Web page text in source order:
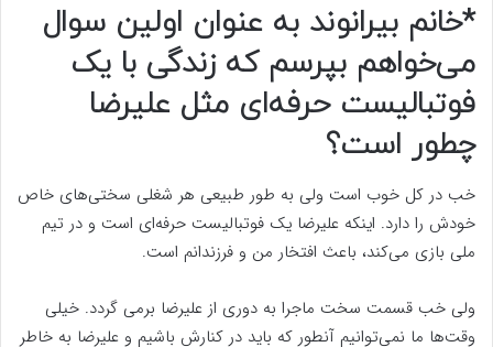
*خانم بیرانوند به عنوان اولین سوال
می‌خواهم بپرسم که زندگی با یک
فوتبالیست حرفه‌ای مثل علیرضا
چطور است؟
خب در کل خوب است ولی به طور طبیعی هر شغلی سختی‌های خاص
خودش را دارد. اینکه علیرضا یک فوتبالیست حرفه‌ای است و در تیم
ملی بازی می‌کند، باعث افتخار من و فرزندانم است.
ولی خب قسمت سخت ماجرا به دوری از علیرضا برمی گردد. خیلی
وقت‌ها ما نمی‌توانیم آنطور که باید در کنارش باشیم و علیرضا به خاطر